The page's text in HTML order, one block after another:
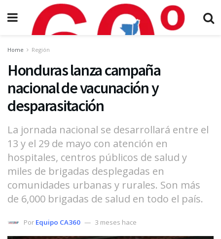
Home Región
Honduras lanza campaña
nacional de vacunación y
desparasitación
La jornada nacional se desarrollará entre el
13 y el 29 de mayo con atención en
hospitales, centros públicos de salud y
miles de brigadas desplegadas en
comunidades urbanas y rurales. Son más
de 6,000 brigadas de salud en todo el país.
Por Equipo CA360 3 meses hace